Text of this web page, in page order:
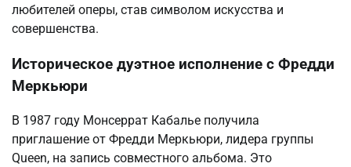
любителей оперы, став символом искусства и
совершенства.
Историческое дуэтное исполнение с Фредди
Меркьюри
В 1987 году Монсеррат Кабалье получила
приглашение от Фредди Меркьюри, лидера группы
Queen, на запись совместного альбома. Это